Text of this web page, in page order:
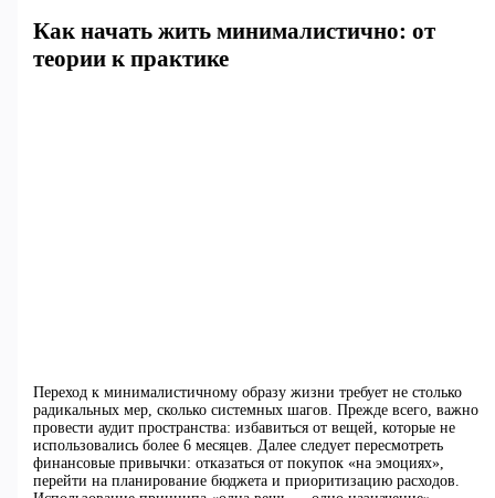
Как начать жить минималистично: от
теории к практике
Переход к минималистичному образу жизни требует не столько
радикальных мер, сколько системных шагов. Прежде всего, важно
провести аудит пространства: избавиться от вещей, которые не
использовались более 6 месяцев. Далее следует пересмотреть
финансовые привычки: отказаться от покупок «на эмоциях»,
перейти на планирование бюджета и приоритизацию расходов.